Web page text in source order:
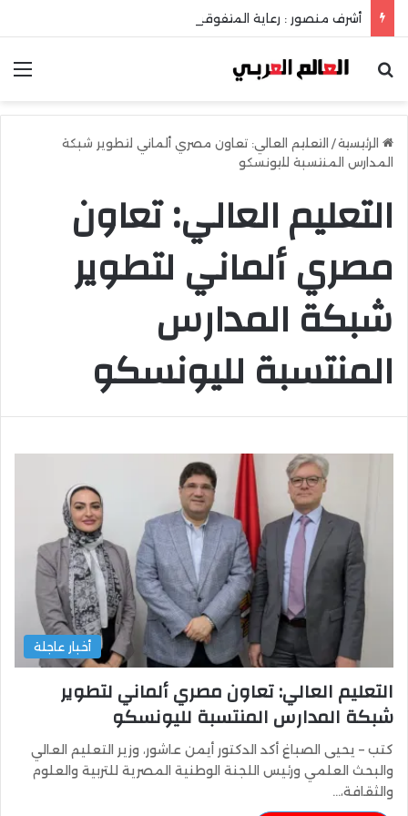
بحث عن
الرئيسية/ التعليم العالي: تعاون مصري ألماني لتطوير شبكة
المدارس المنتسبة لليونسكو
التعليم العالي: تعاون
مصري ألماني لتطوير
شبكة المدارس
المنتسبة لليونسكو
أخبار عاجلة
التعليم العالي: تعاون مصري ألماني لتطوير
شبكة المدارس المنتسبة لليونسكو
كتب – يحيى الصباغ أكد الدكتور أيمن عاشور، وزير التعليم العالي
والبحث العلمي ورئيس اللجنة الوطنية المصرية للتربية والعلوم
والثقافة،…